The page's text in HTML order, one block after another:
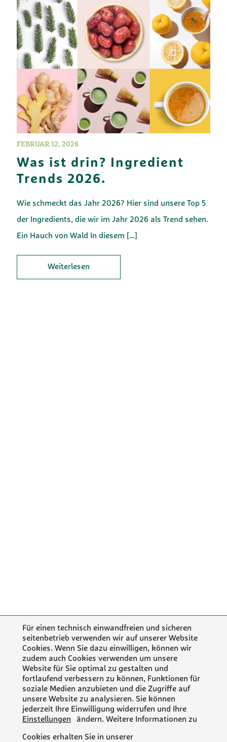
FEBRUAR 12, 2026
Was ist drin? Ingredient
Trends 2026.
Wie schmeckt das Jahr 2026? Hier sind unsere Top 5
der Ingredients, die wir im Jahr 2026 als Trend sehen.
Ein Hauch von Wald In diesem […]
Weiterlesen
Für einen technisch einwandfreien und sicheren
seitenbetrieb verwenden wir auf unserer Website
Cookies. Wenn Sie dazu einwilligen, können wir
zudem auch Cookies verwenden um unsere
Website für Sie optimal zu gestalten und
fortlaufend verbessern zu können, Funktionen für
soziale Medien anzubieten und die Zugriffe auf
unsere Website zu analysieren. Sie können
jederzeit Ihre Einwilligung widerrufen und Ihre
Einstellungen
ändern. Weitere Informationen zu
Cookies erhalten Sie in unserer